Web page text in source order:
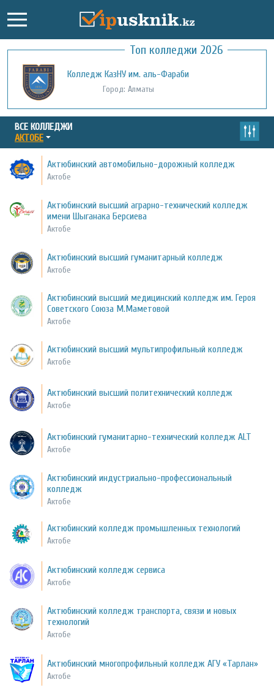
Топ колледжи 2026
Колледж КазНУ им. аль-Фараби
Город: Алматы
ВСЕ КОЛЛЕДЖИ
АКТОБЕ
Актюбинский автомобильно-дорожный колледж
Актобе
Актюбинский высший аграрно-технический колледж
имени Шыганака Берсиева
Актобе
Актюбинский высший гуманитарный колледж
Актобе
Актюбинский высший медицинский колледж им. Героя
Советского Союза М.Маметовой
Актобе
Актюбинский высший мультипрофильный колледж
Актобе
Актюбинский высший политехнический колледж
Актобе
Актюбинский гуманитарно-технический колледж ALT
Актобе
Актюбинский индустриально-профессиональный
колледж
Актобе
Актюбинский колледж промышленных технологий
Актобе
Актюбинский колледж сервиса
Актобе
Актюбинский колледж транспорта, связи и новых
технологий
Актобе
Актюбинский многопрофильный колледж АГУ «Тарлан»
Актобе